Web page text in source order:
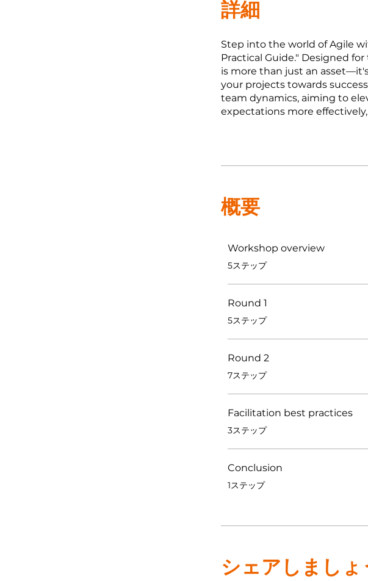
詳細
Step into the world of Agile
Practical Guide." Designed
is more than just an
your projects towards
team dynamics, aiming to
expectations more
概要
Workshop overview
.5ステップ
Round 1
.5ステップ
Round 2
.7ステップ
Facilitation best practices
.3ステップ
Conclusion
.1ステップ
シェアしましょ